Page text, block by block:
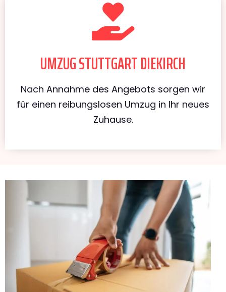
UMZUG STUTTGART DIEKIRCH
Nach Annahme des Angebots sorgen wir
für einen reibungslosen Umzug in Ihr neues
Zuhause.